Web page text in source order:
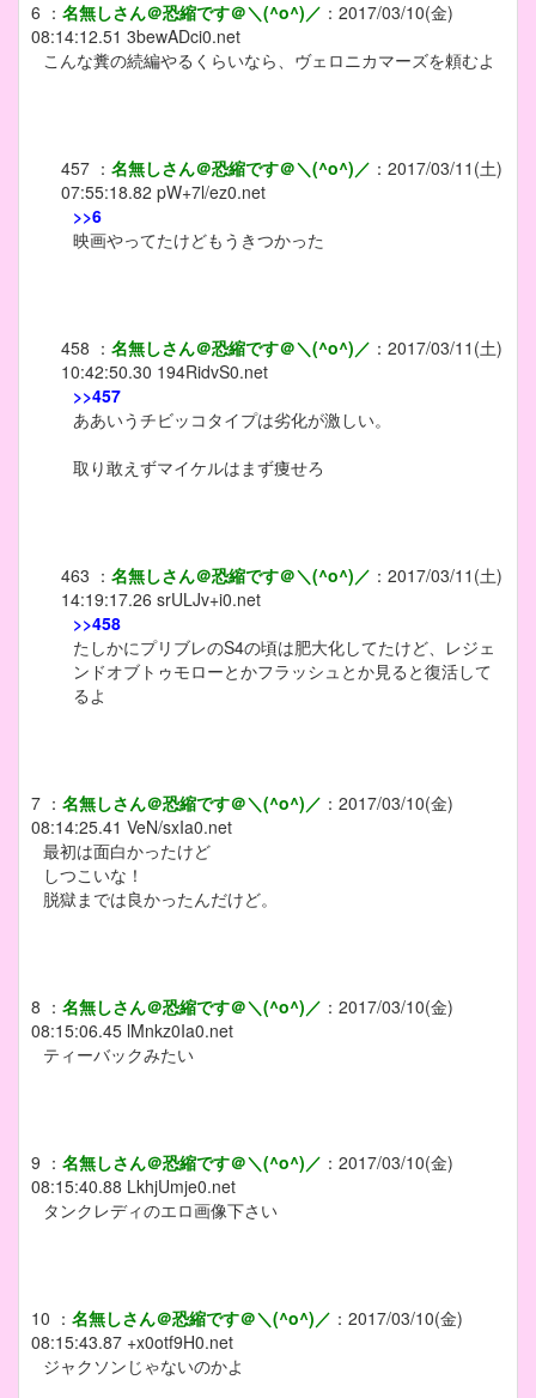
6 ： 名無しさん＠恐縮です＠＼(^o^)／ ： 2017/03/10(金)
08:14:12.51 3bewADci0.net
こんな糞の続編やるくらいなら、ヴェロニカマーズを頼むよ
457 ： 名無しさん＠恐縮です＠＼(^o^)／ ： 2017/03/11(土)
07:55:18.82 pW+7l/ez0.net
>>6
映画やってたけどもうきつかった
458 ： 名無しさん＠恐縮です＠＼(^o^)／ ： 2017/03/11(土)
10:42:50.30 194RidvS0.net
>>457
ああいうチビッコタイプは劣化が激しい。
取り敢えずマイケルはまず痩せろ
463 ： 名無しさん＠恐縮です＠＼(^o^)／ ： 2017/03/11(土)
14:19:17.26 srULJv+i0.net
>>458
たしかにプリブレのS4の頃は肥大化してたけど、レジェ
ンドオブトゥモローとかフラッシュとか見ると復活して
るよ
7 ： 名無しさん＠恐縮です＠＼(^o^)／ ： 2017/03/10(金)
08:14:25.41 VeN/sxIa0.net
最初は面白かったけど
しつこいな！
脱獄までは良かったんだけど。
8 ： 名無しさん＠恐縮です＠＼(^o^)／ ： 2017/03/10(金)
08:15:06.45 lMnkz0Ia0.net
ティーバックみたい
9 ： 名無しさん＠恐縮です＠＼(^o^)／ ： 2017/03/10(金)
08:15:40.88 LkhjUmje0.net
タンクレディのエロ画像下さい
10 ： 名無しさん＠恐縮です＠＼(^o^)／ ： 2017/03/10(金)
08:15:43.87 +x0otf9H0.net
ジャクソンじゃないのかよ